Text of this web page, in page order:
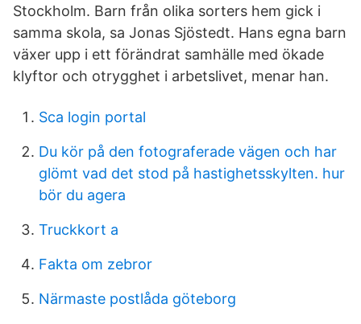
Stockholm. Barn från olika sorters hem gick i
samma skola, sa Jonas Sjöstedt. Hans egna barn
växer upp i ett förändrat samhälle med ökade
klyftor och otrygghet i arbetslivet, menar han.
Sca login portal
Du kör på den fotograferade vägen och har
glömt vad det stod på hastighetsskylten. hur
bör du agera
Truckkort a
Fakta om zebror
Närmaste postlåda göteborg